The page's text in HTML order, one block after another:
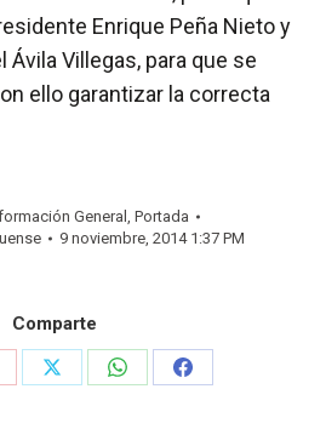
Enrique Peña Nieto y
Ávila Villegas, para que se
ello garantizar la correcta
General , Portada
9 noviembre, 2014 1:37 PM
Comparte
Share
Share
Share